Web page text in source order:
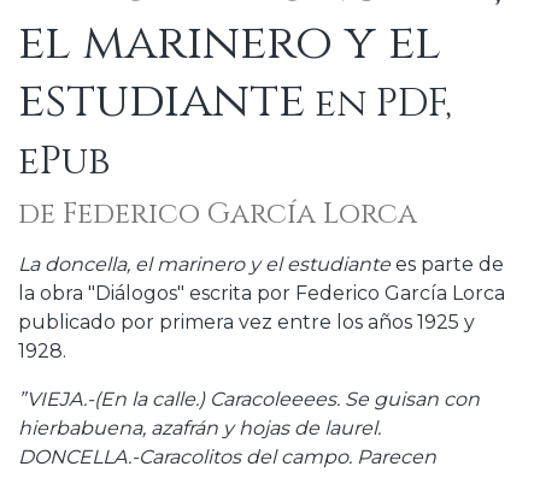
el marinero y el
estudiante en PDF,
ePub
de Federico García Lorca
La doncella, el marinero y el estudiante es parte de
la obra "Diálogos" escrita por Federico García Lorca
publicado por primera vez entre los años 1925 y
1928.
”VIEJA.-(En la calle.) Caracoleeees. Se guisan con
hierbabuena, azafrán y hojas de laurel.
DONCELLA.-Caracolitos del campo. Parecen